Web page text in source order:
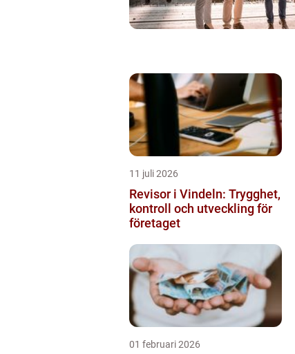
11 juli 2026
Revisor i Vindeln: Trygghet,
kontroll och utveckling för
företaget
01 februari 2026